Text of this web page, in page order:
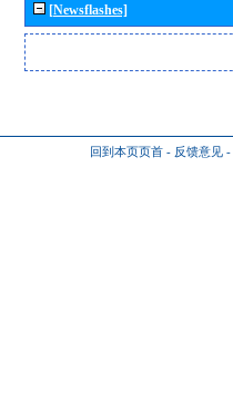
[Newsflashes]
回到本页页首 - 反馈意见 -